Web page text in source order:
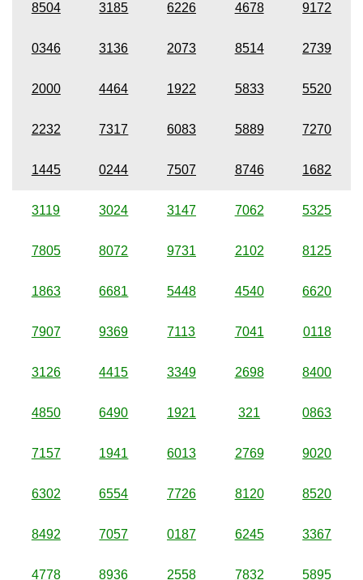
8504 3185 6226 4678 9172
0346 3136 2073 8514 2739
2000 4464 1922 5833 5520
2232 7317 6083 5889 7270
1445 0244 7507 8746 1682
3119 3024 3147 7062 5325
7805 8072 9731 2102 8125
1863 6681 5448 4540 6620
7907 9369 7113 7041 0118
3126 4415 3349 2698 8400
4850 6490 1921 321 0863
7157 1941 6013 2769 9020
6302 6554 7726 8120 8520
8492 7057 0187 6245 3367
4778 8936 2558 7832 5895